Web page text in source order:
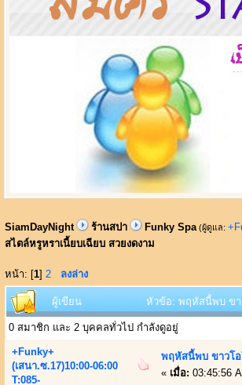
SiamDayNight ร้านสปา Funky Spa (ผู้ดูแล:
สไตล์หรูหราเนี้ยบเฉียบ สวยงดงาม
หน้า: [1] 2 ลงล่าง
ผู้เขียน หัวข้อ: พฤหัสนี้พบ ขา
0 สมาชิก และ 2 บุคคลทั่วไป กำลังดูอยู่
+Funky+
(เสนา.ซ.17)10:00-06:00
T:085-
พฤหัสนี้พบ ขาวโอ
« เมื่อ: 03:45:56